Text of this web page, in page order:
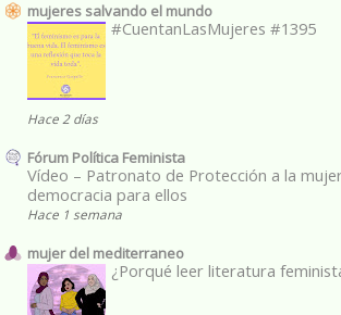
mujeres salvando el mundo
#CuentanLasMujeres #1395
Hace 2 días
Fórum Política Feminista
Vídeo – Patronato de Protección a la
democracia para ellos
Hace 1 semana
mujer del mediterraneo
¿Porqué leer literatura